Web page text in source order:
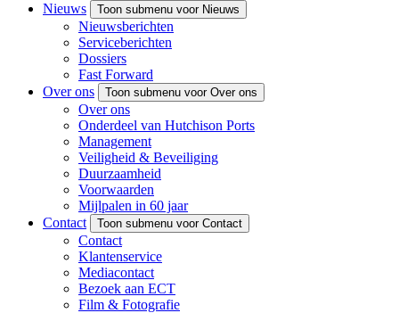
Nieuws
Toon submenu voor Nieuws
Nieuwsberichten
Serviceberichten
Dossiers
Fast Forward
Over ons
Toon submenu voor Over ons
Over ons
Onderdeel van Hutchison Ports
Management
Veiligheid & Beveiliging
Duurzaamheid
Voorwaarden
Mijlpalen in 60 jaar
Contact
Toon submenu voor Contact
Contact
Klantenservice
Mediacontact
Bezoek aan ECT
Film & Fotografie